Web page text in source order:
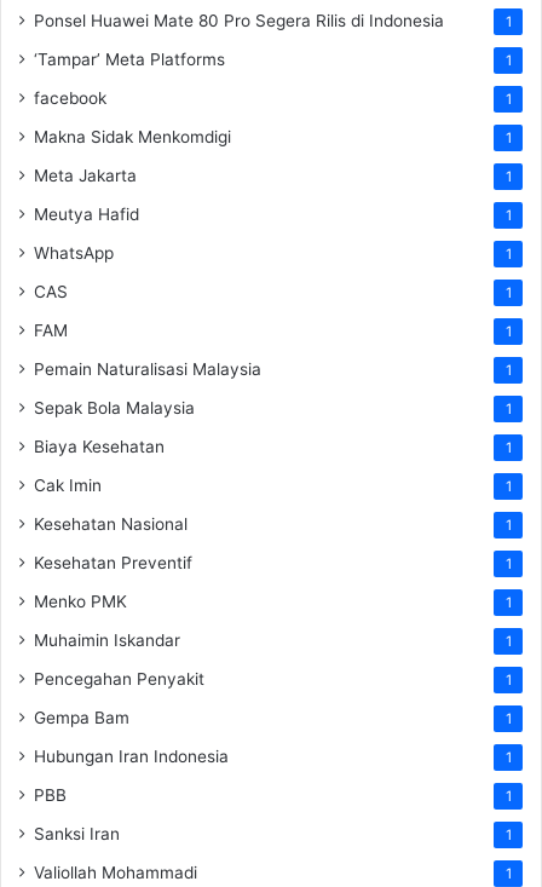
Ponsel Huawei Mate 80 Pro Segera Rilis di Indonesia 1
‘Tampar’ Meta Platforms 1
facebook 1
Makna Sidak Menkomdigi 1
Meta Jakarta 1
Meutya Hafid 1
WhatsApp 1
CAS 1
FAM 1
Pemain Naturalisasi Malaysia 1
Sepak Bola Malaysia 1
Biaya Kesehatan 1
Cak Imin 1
Kesehatan Nasional 1
Kesehatan Preventif 1
Menko PMK 1
Muhaimin Iskandar 1
Pencegahan Penyakit 1
Gempa Bam 1
Hubungan Iran Indonesia 1
PBB 1
Sanksi Iran 1
Valiollah Mohammadi 1